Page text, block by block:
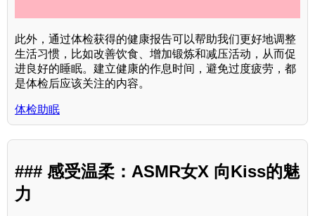
此外，通过体检获得的健康报告可以帮助我们更好地调整
生活习惯，比如改善饮食、增加锻炼和减压活动，从而促
进良好的睡眠。建立健康的作息时间，避免过度疲劳，都
是体检后应该关注的内容。
体检助眠
### 感受温柔：ASMR女X 向Kiss的魅
力